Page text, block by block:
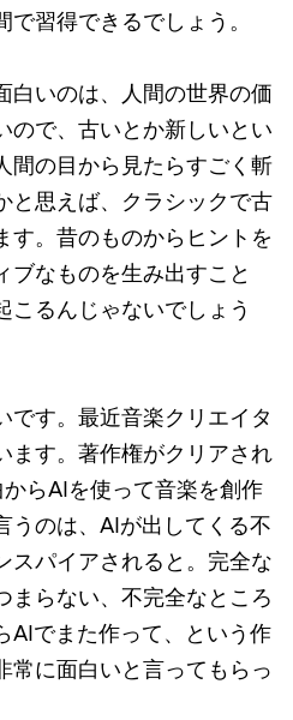
習得できるでしょう。
白いのは、人間の世界の価
ので、古いとか新しいとい
間の目から見たらすごく斬
と思えば、クラシックで古
す。昔のものからヒントを
ブなものを生み出すこと
こるんじゃないでしょう
です。最近音楽クリエイタ
ます。著作権がクリアされ
らAIを使って音楽を創作
うのは、AIが出してくる不
スパイアされると。完全な
まらない、不完全なところ
AIでまた作って、という作
常に面白いと言ってもらっ